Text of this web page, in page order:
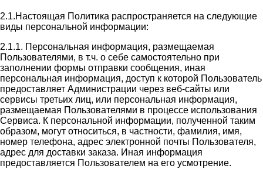
2.1.Настоящая Политика распространяется на следующие
виды персональной информации:
2.1.1. Персональная информация, размещаемая
Пользователями, в т.ч. о себе самостоятельно при
заполнении формы отправки сообщения, иная
персональная информация, доступ к которой Пользователь
предоставляет Администрации через веб-сайты или
сервисы третьих лиц, или персональная информация,
размещаемая Пользователями в процессе использования
Сервиса. К персональной информации, полученной таким
образом, могут относиться, в частности, фамилия, имя,
номер телефона, адрес электронной почты Пользователя,
адрес для доставки заказа. Иная информация
предоставляется Пользователем на его усмотрение.